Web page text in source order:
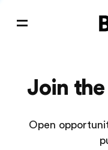
Join the
Open